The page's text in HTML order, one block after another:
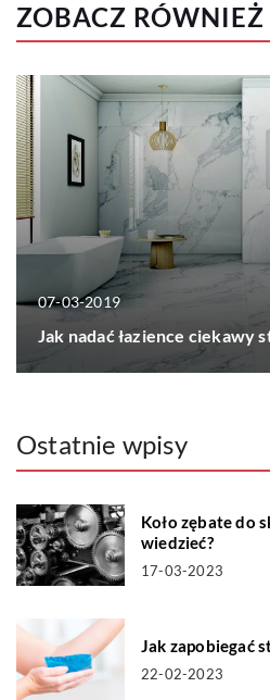
ZOBACZ RÓWNIEŻ
07-03-2019
Jak nadać łazience ciekawy
Ostatnie wpisy
Koło zębate do
wiedzieć?
17-03-2023
Jak zapobiegać
22-02-2023